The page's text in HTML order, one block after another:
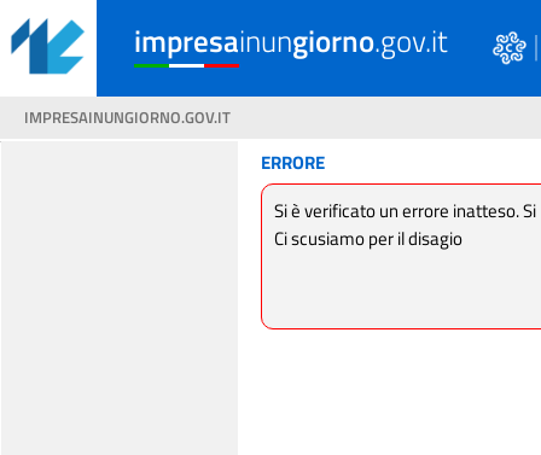
impresainungiorno.gov.it
IMPRESAINUNGIORNO.GOV.IT
ERRORE
Si è verificato un errore inatteso.
Ci scusiamo per il disagio